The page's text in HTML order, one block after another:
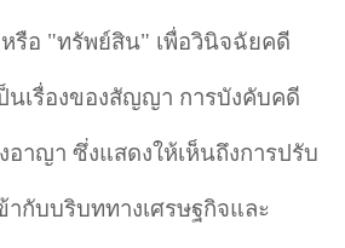
รือ "ทรัพย์สิน" เพื่อวินิจฉัยคดี
นเรื่องของสัญญา การบังคับคดี
อาญา ซึ่งแสดงให้เห็นถึงการปรับ
กับบริบททางเศรษฐกิจและ